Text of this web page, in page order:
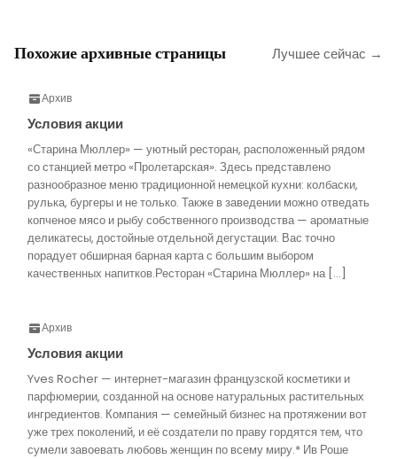
Похожие архивные страницы Лучшее сейчас →
Архив
Условия акции
«Старина Мюллер» — уютный ресторан, расположенный рядом
со станцией метро «Пролетарская». Здесь представлено
разнообразное меню традиционной немецкой кухни: колбаски,
рулька, бургеры и не только. Также в заведении можно отведать
копченое мясо и рыбу собственного производства — ароматные
деликатесы, достойные отдельной дегустации. Вас точно
порадует обширная барная карта с большим выбором
качественных напитков.Ресторан «Старина Мюллер» на […]
Архив
Условия акции
Yves Rocher — интернет-магазин французской косметики и
парфюмерии, созданной на основе натуральных растительных
ингредиентов. Компания — семейный бизнес на протяжении вот
уже трех поколений, и её создатели по праву гордятся тем, что
сумели завоевать любовь женщин по всему миру.* Ив Роше